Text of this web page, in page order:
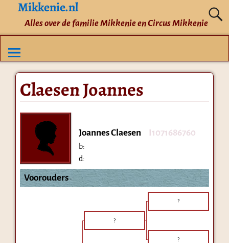
Mikkenie.nl
Alles over de familie Mikkenie en Circus Mikkenie
Claesen Joannes
Joannes Claesen I1071686760
b:
d:
Voorouders
?
?
?